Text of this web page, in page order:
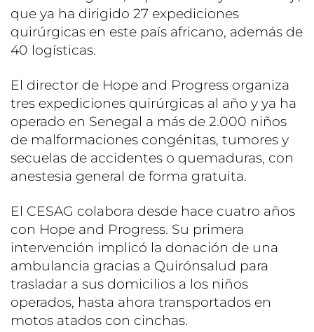
que ya ha dirigido 27 expediciones
quirúrgicas en este país africano, además de
40 logísticas.
El director de Hope and Progress organiza
tres expediciones quirúrgicas al año y ya ha
operado en Senegal a más de 2.000 niños
de malformaciones congénitas, tumores y
secuelas de accidentes o quemaduras, con
anestesia general de forma gratuita.
El CESAG colabora desde hace cuatro años
con Hope and Progress. Su primera
intervención implicó la donación de una
ambulancia gracias a Quirónsalud para
trasladar a sus domicilios a los niños
operados, hasta ahora transportados en
motos atados con cinchas.